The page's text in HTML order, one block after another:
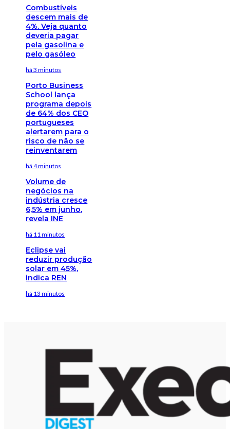
Combustíveis
descem mais de
4%. Veja quanto
deveria pagar
pela gasolina e
pelo gasóleo
há 3 minutos
Porto Business
School lança
programa depois
de 64% dos CEO
portugueses
alertarem para o
risco de não se
reinventarem
há 4 minutos
Volume de
negócios na
indústria cresce
6,5% em junho,
revela INE
há 11 minutos
Eclipse vai
reduzir produção
solar em 45%,
indica REN
há 13 minutos